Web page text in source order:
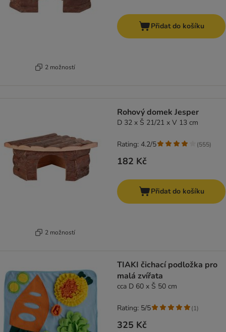
2 možností
Přidat do košíku
2 možností
Rohový domek Jesper
D 32 x Š 21/21 x V 13 cm
182 Kč
Rating: 4.2/5 (555)
Přidat do košíku
TIAKI čichací podložka pro
malá zvířata
cca D 60 x Š 50 cm
325 Kč
Rating: 5/5 (1)